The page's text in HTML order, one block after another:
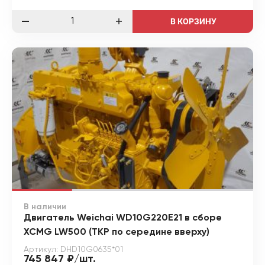
В КОРЗИНУ
В наличии
Двигатель Weichai WD10G220E21 в сборе
XCMG LW500 (ТКР по середине вверху)
Артикул: DHD10G0635*01
745 847 ₽/шт.